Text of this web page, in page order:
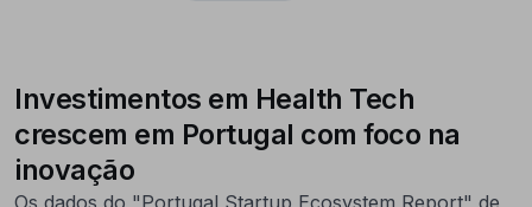
Investimentos em Health Tech
crescem em Portugal com foco na
inovação
Os dados do "Portugal Startup Ecosystem Report" de